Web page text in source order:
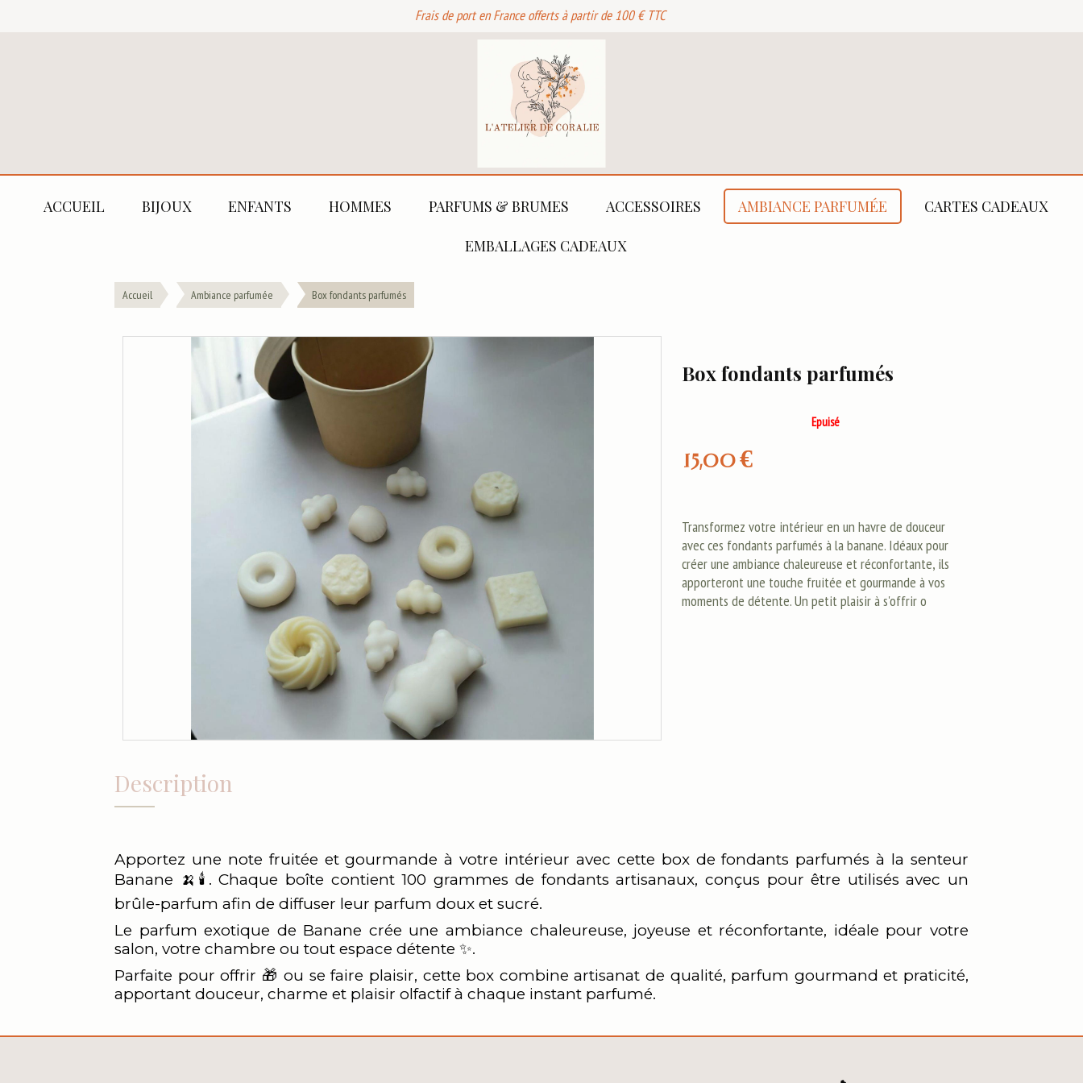
Frais de port en France offerts à partir de 100 € TTC
ACCUEIL BIJOUX ENFANTS HOMMES PARFUMS & BRUMES ACCESSOIRES AMBIANCE PARFUMÉE CARTES CADEAUX
EMBALLAGES CADEAUX
Accueil Ambiance parfumée Box fondants parfumés
Box fondants parfumés
15,00€
Epuisé
Transformez votre intérieur en un havre de douceur
avec ces fondants parfumés à la banane. Idéaux pour
créer une ambiance chaleureuse et réconfortante, ils
apporteront une touche fruitée et gourmande à vos
moments de détente. Un petit plaisir à s'offrir o
Description
Apportez une note fruitée et gourmande à votre intérieur avec cette box de fondants parfumés à la senteur
Banane 🍌🕯️. Chaque boîte contient 100 grammes de fondants artisanaux, conçus pour être utilisés avec un
brûle-parfum afin de diffuser leur parfum doux et sucré.
Le parfum exotique de Banane crée une ambiance chaleureuse, joyeuse et réconfortante, idéale pour votre
salon, votre chambre ou tout espace détente ✨.
Parfaite pour offrir 🎁 ou se faire plaisir, cette box combine artisanat de qualité, parfum gourmand et praticité,
apportant douceur, charme et plaisir olfactif à chaque instant parfumé.